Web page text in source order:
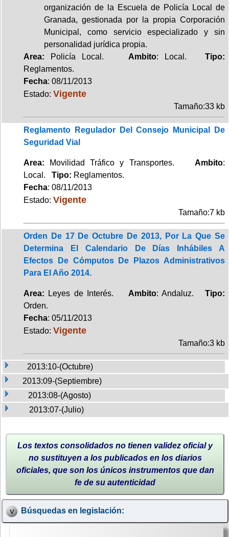
organización de la Escuela de Policía Local de
Granada, gestionada por la propia Corporación
Municipal, como servicio especializado y sin
personalidad jurídica propia.
Area: Policía Local. Ambito: Local. Tipo:
Reglamentos.
Fecha: 08/11/2013
Estado: Vigente
Tamaño:33 kb
Reglamento Regulador Del Consejo Municipal De
Seguridad Vial
Area: Movilidad Tráfico y Transportes. Ambito:
Local. Tipo: Reglamentos.
Fecha: 08/11/2013
Estado: Vigente
Tamaño:7 kb
Orden De 17 De Octubre De 2013, Por La Que Se
Determina El Calendario De Días Inhábiles A
Efectos De Cómputos De Plazos Administrativos
Para El Año 2014.
Area: Leyes de Interés. Ambito: Andaluz.Tipo:
Orden.
Fecha: 05/11/2013
Estado: Vigente
Tamaño:3 kb
2013:10-(Octubre)
2013:09-(Septiembre)
2013:08-(Agosto)
2013:07-(Julio)
Los textos consolidados no tienen validez oficial y
no sustituyen a los publicados en los diarios
oficiales, que son los únicos instrumentos que dan
fe de su autenticidad
Búsquedas en legislación: